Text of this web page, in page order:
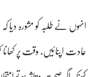
انہوں نے طلبہ کو مشورہ دیا
عادت اپنائیں، وقت پر